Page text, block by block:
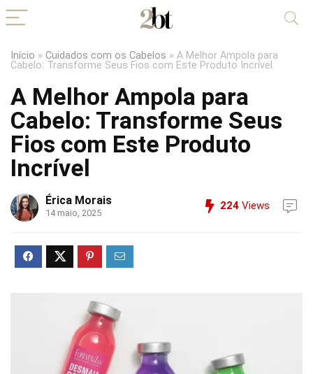
Início » Cuidados com os Cabelos » A Melhor Ampola para
Cabelo: Transforme Seus Fios com Este Produto Incrível
A Melhor Ampola para
Cabelo: Transforme Seus
Fios com Este Produto
Incrível
Érica Morais
14 maio, 2025
224 Views